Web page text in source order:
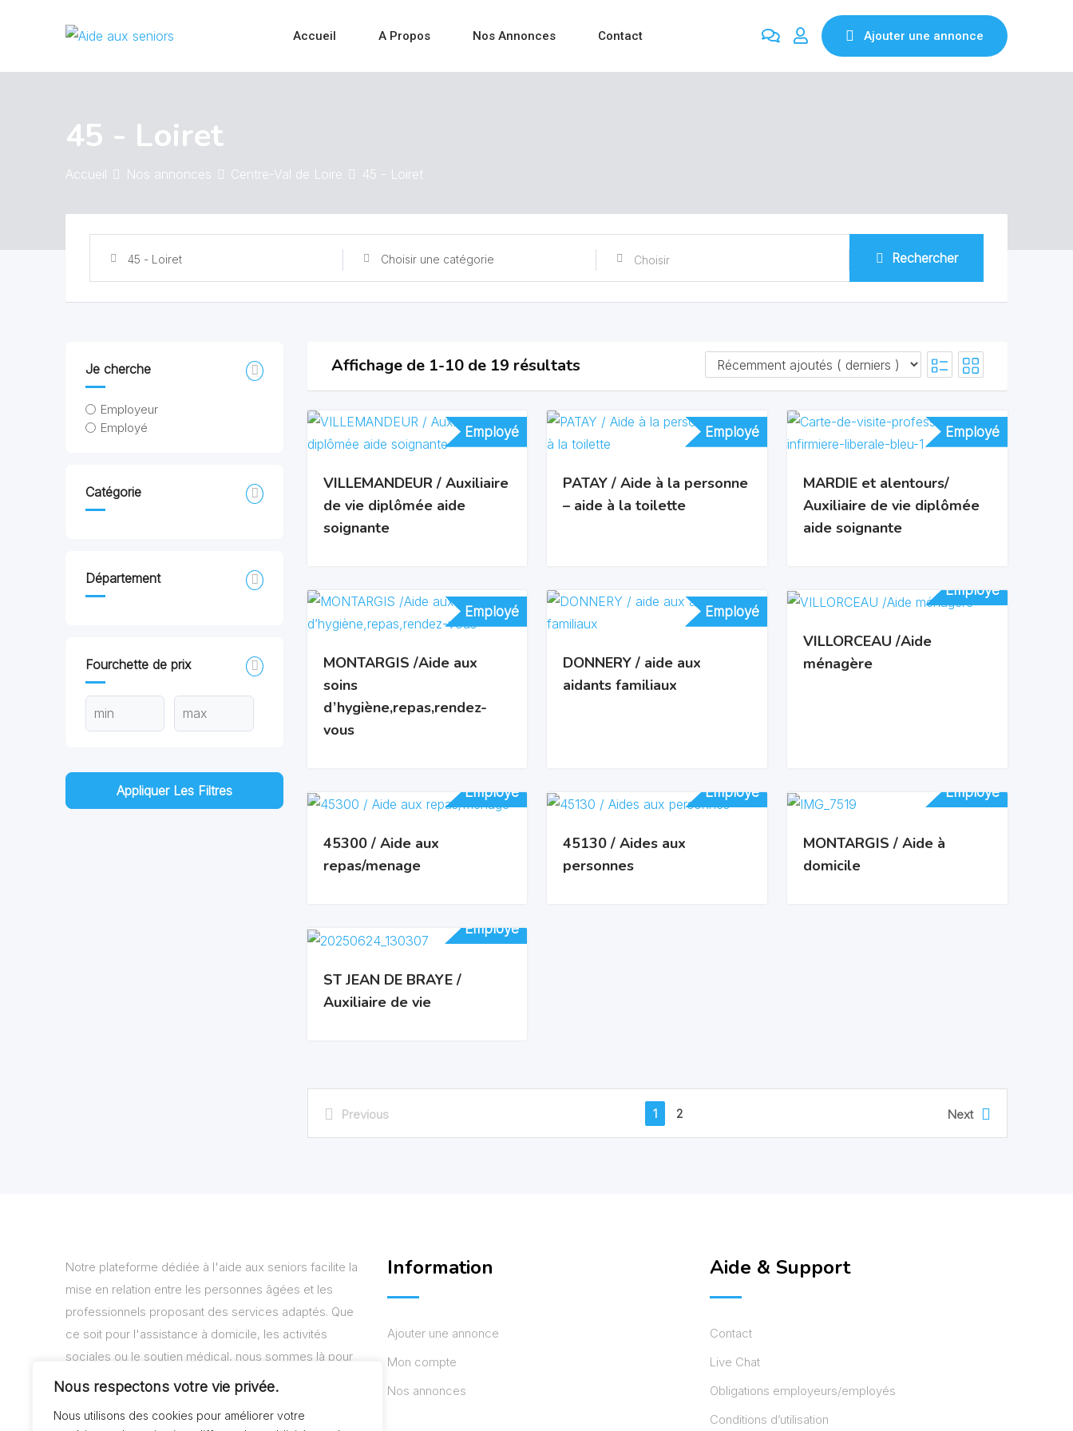
Nous respectons votre vie privée.
Nous utilisons des cookies pour améliorer votre
Accueil A Propos Nos Annonces Contact Ajouter une annonce
45 - Loiret
Accueil Nos annonces Centre-Val de Loire 45 - Loiret
45 - Loiret Choisir une catégorie Choisir Rechercher
Je cherche
Employeur
Employé
Catégorie
Département
Fourchette de prix
Appliquer Les Filtres
Affichage de 1-10 de 19 résultats
Employé
Employé
VILLEMANDEUR / Auxiliaire
de vie diplômée aide
soignante
Employé
Employé
PATAY / Aide à la personne
– aide à la toilette
Employé
Employé
MARDIE et alentours/
Auxiliaire de vie diplômée
aide soignante
Employé
Employé
MONTARGIS /Aide aux
soins
d’hygiène,repas,rendez-
vous
Employé
Employé
DONNERY / aide aux
aidants familiaux
Employé
Employé
VILLORCEAU /Aide
ménagère
Employé
Employé
45300 / Aide aux
repas/menage
Employé
Employé
45130 / Aides aux
personnes
Employé
Employé
MONTARGIS / Aide à
domicile
Employé
Employé
ST JEAN DE BRAYE /
Auxiliaire de vie
Previous 1 2 Next
Notre plateforme dédiée à l'aide aux seniors facilite la
mise en relation entre les personnes âgées et les
professionnels proposant des services adaptés. Que
ce soit pour l'assistance à domicile, les activités
sociales ou le soutien médical, nous sommes là pour
vous aider à trouver les solutions adaptées à vos
Information
Ajouter une annonce
Mon compte
Nos annonces
Aide & Support
Contact
Live Chat
Obligations employeurs/employés
Conditions d’utilisation